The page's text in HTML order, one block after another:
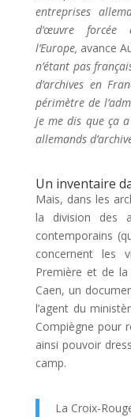
entreprises
d’œuvre
l’Europe, avance
n’étant pas
d’archives en
périmètre de
je me dis que ça
allemands
Un inventaire
Mais, dans les
la division des
contemporains
concernent les
Première et de
Caen, un
l’agent du
Compiègne pour
ainsi pouvoir
camp.
La Croix-